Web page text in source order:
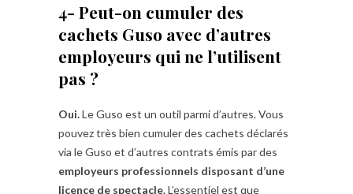
4- Peut-on cumuler des
cachets Guso avec d’autres
employeurs qui ne l’utilisent
pas ?
Oui.Le Guso est un outil parmi d’autres. Vous
pouvez très bien cumuler des cachets déclarés
via le Guso et d’autres contrats émis par des
employeurs professionnels disposant d’une
licence de spectacle. L’essentiel est que